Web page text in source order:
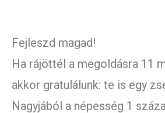
Fejleszd magad!
Ha rájöttél a megoldásra 11
akkor gratulálunk: te is egy
Nagyjából a népesség 1